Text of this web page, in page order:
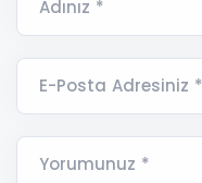
Adınız *
E-Posta Adresiniz *
Yorumunuz *